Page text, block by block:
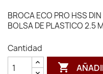
BROCA ECO PRO HSS
BOLSA DE PLASTICO 2.5
Cantidad
